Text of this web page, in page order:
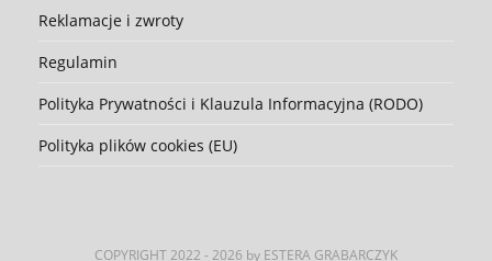
Reklamacje i zwroty
Regulamin
Polityka Prywatności i Klauzula Informacyjna (RODO)
Polityka plików cookies (EU)
COPYRIGHT 2022 - 2026 by ESTERA GRABARCZYK